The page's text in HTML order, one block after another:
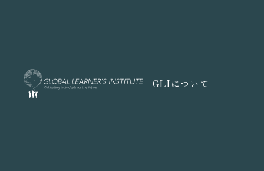
GLIについて